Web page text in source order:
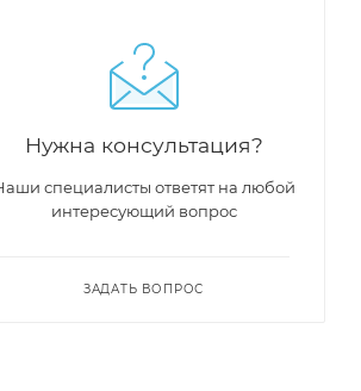
Нужна консультация?
специалисты ответят на любой
интересующий вопрос
ЗАДАТЬ ВОПРОС